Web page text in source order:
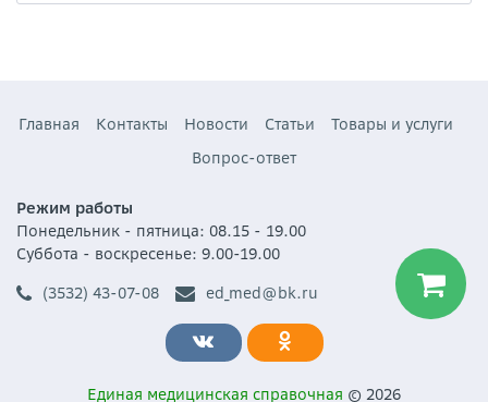
Главная Контакты Новости Статьи
Товары и услуги
Вопрос-ответ
Режим работы
Понедельник - пятница: 08.15 - 19.00
Суббота - воскресенье: 9.00-19.00
(3532) 43-07-08
ed_med@bk.ru
Единая медицинская справочная © 2026